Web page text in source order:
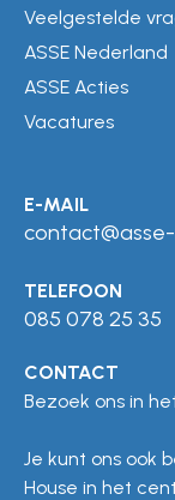
Veelgestelde
ASSE Nederland
ASSE Acties
Vacatures
E-MAIL
TELEFOON
085 078 25 35
CONTACT
Bezoek ons in
Je kunt ons ook
House in het